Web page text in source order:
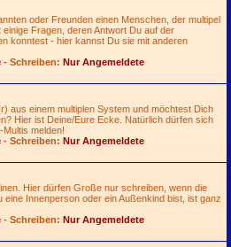
oder Freunden einen Menschen, der multipel
Fragen, deren Antwort Du auf der
konntest - hier kannst Du sie mit anderen
- Schreiben: Nur Angemeldete
aus einem multiplen System und möchtest Dich
Hier ist Deine/Eure Ecke. Natürlich dürfen sich
melden!
- Schreiben: Nur Angemeldete
Hier dürfen Große nur schreiben, wenn die
eine Innenperson oder ein Außenkind bist, ist ganz
- Schreiben: Nur Angemeldete